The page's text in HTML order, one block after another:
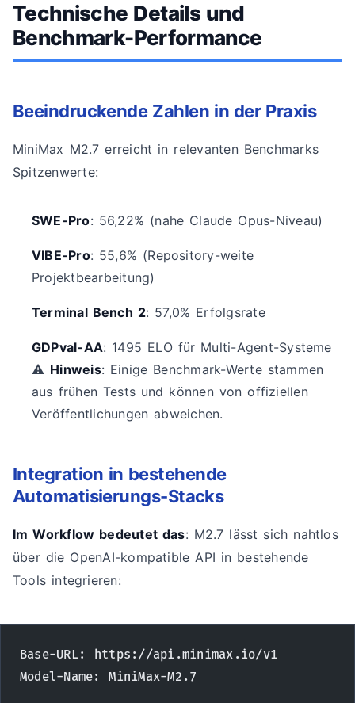
Technische Details und
Benchmark-Performance
Beeindruckende Zahlen in der Praxis
MiniMax M2.7 erreicht in relevanten Benchmarks
Spitzenwerte:
SWE-Pro: 56,22% (nahe Claude Opus-Niveau)
VIBE-Pro: 55,6% (Repository-weite
Projektbearbeitung)
Terminal Bench 2: 57,0% Erfolgsrate
GDPval-AA: 1495 ELO für Multi-Agent-Systeme
⚠️ Hinweis: Einige Benchmark-Werte stammen
aus frühen Tests und können von offiziellen
Veröffentlichungen abweichen.
Integration in bestehende
Automatisierungs-Stacks
Im Workflow bedeutet das: M2.7 lässt sich nahtlos
über die OpenAI-kompatible API in bestehende
Tools integrieren:
Base-URL: https://api.minimax.io/v1
Model-Name: MiniMax-M2.7